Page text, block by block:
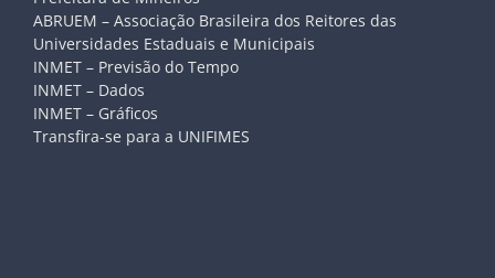
ABRUEM – Associação Brasileira dos Reitores das
Universidades Estaduais e Municipais
INMET – Previsão do Tempo
INMET – Dados
INMET – Gráficos
Transfira-se para a UNIFIMES